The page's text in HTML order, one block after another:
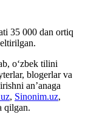
35 000 dan ortiq
o‘zbek tilini
blogerlar va
an’anaga
, Sinonim.uz,
qilgan.